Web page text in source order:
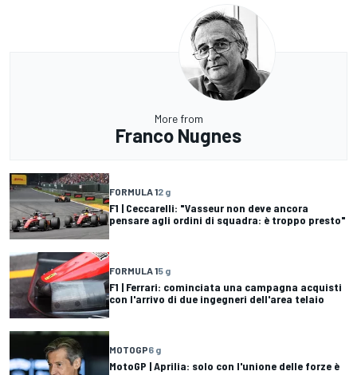
More from
Franco Nugnes
FORMULA 12 g
F1 | Ceccarelli: "Vasseur non deve ancora
pensare agli ordini di squadra: è troppo presto"
FORMULA 15 g
F1 | Ferrari: cominciata una campagna acquisti
con l'arrivo di due ingegneri dell'area telaio
MOTOGP6 g
MotoGP | Aprilia: solo con l'unione delle forze è